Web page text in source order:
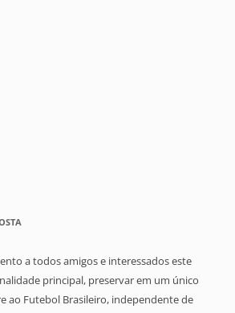
a todos amigos e interessados este
principal, preservar em um único
ao Futebol Brasileiro, independente de